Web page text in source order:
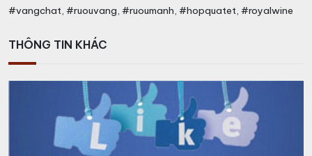
#vangchat, #ruouvang, #ruoumanh, #hopquatet, #royalwine
THÔNG TIN KHÁC